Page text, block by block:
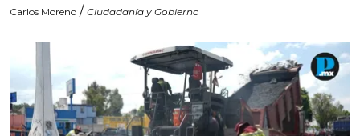
Carlos Moreno / Ciudadanía y Gobierno